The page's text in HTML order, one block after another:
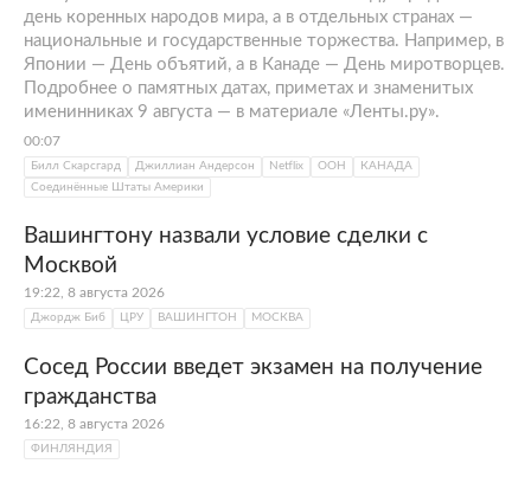
Саули Ниинистё, премьер-министр — Санна
Марин. Законодательную власть
осуществляет однопалатный парламент —
Эдускунта.
С началом специальной военной операции
России наУкраинепрезидент Саули
Ниинистё осудил Россию и призвал
прекратить боевые действия. В 2022 году
Финляндию была включена Россией в
перечень недружественных стран. На фоне
боевых действий на Украине Финляндия
подала заявку на вступление в
ОднакоТурцияне поддержалакандидатуру
Хельсинки: по мнению
вступить в НАТО, Финляндия должна
день коренных народов мира, а в отдельных странах —
национальные и государственные торжества. Например, в
Японии — День объятий, а в Канаде — День миротворцев.
Подробнее о памятных датах, приметах и знаменитых
именинниках 9 августа — в материале «Ленты.ру».
00:07
Билл Скарсгард Джиллиан Андерсон Netflix ООН
КАНАДА
Соединённые Штаты Америки
Вашингтону назвали условие сделки с
Москвой
19:22, 8 августа 2026
Джордж Биб ЦРУ ВАШИНГТОН МОСКВА
Сосед России введет экзамен на получение
гражданства
16:22, 8 августа 2026
ФИНЛЯНДИЯ